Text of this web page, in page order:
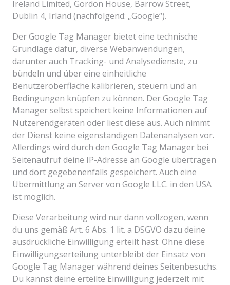
Ireland Limited, Gordon House, Barrow Street,
Dublin 4, Irland (nachfolgend: „Google“).
Der Google Tag Manager bietet eine technische
Grundlage dafür, diverse Webanwendungen,
darunter auch Tracking- und Analysedienste, zu
bündeln und über eine einheitliche
Benutzeroberfläche kalibrieren, steuern und an
Bedingungen knüpfen zu können. Der Google Tag
Manager selbst speichert keine Informationen auf
Nutzerendgeräten oder liest diese aus. Auch nimmt
der Dienst keine eigenständigen Datenanalysen vor.
Allerdings wird durch den Google Tag Manager bei
Seitenaufruf deine IP-Adresse an Google übertragen
und dort gegebenenfalls gespeichert. Auch eine
Übermittlung an Server von Google LLC. in den USA
ist möglich.
Diese Verarbeitung wird nur dann vollzogen, wenn
du uns gemäß Art. 6 Abs. 1 lit. a DSGVO dazu deine
ausdrückliche Einwilligung erteilt hast. Ohne diese
Einwilligungserteilung unterbleibt der Einsatz von
Google Tag Manager während deines Seitenbesuchs.
Du kannst deine erteilte Einwilligung jederzeit mit